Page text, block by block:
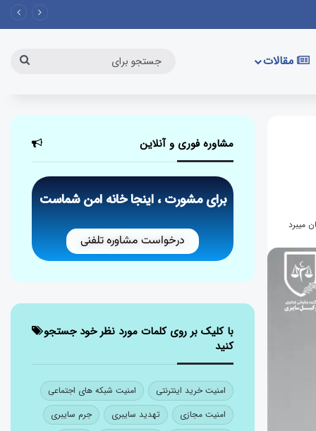
مقالات
مشاوره فوری و آنلاین
برای مشورت ، اینجا خانه امن شماست
درخواست مشاوره تلفنی
با کلیک بر روی کلمات مورد نظر خود جستجو
کنید
امنیت خرید اینترنتی
امنیت شبکه های اجتماعی
امنیت مجازی
تهدید سایبری
جرم سایبری